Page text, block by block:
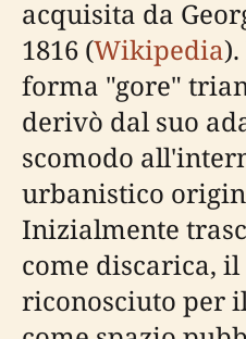
acquisita da
1816 (Wikipedia
forma "gore"
derivò dal suo
scomodo
urbanistico
Inizialmente
come discarica,
riconosciuto per